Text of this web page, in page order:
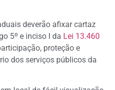
deverão afixar cartaz
5º e inciso I da Lei 13.460
proteção e
dos serviços públicos da